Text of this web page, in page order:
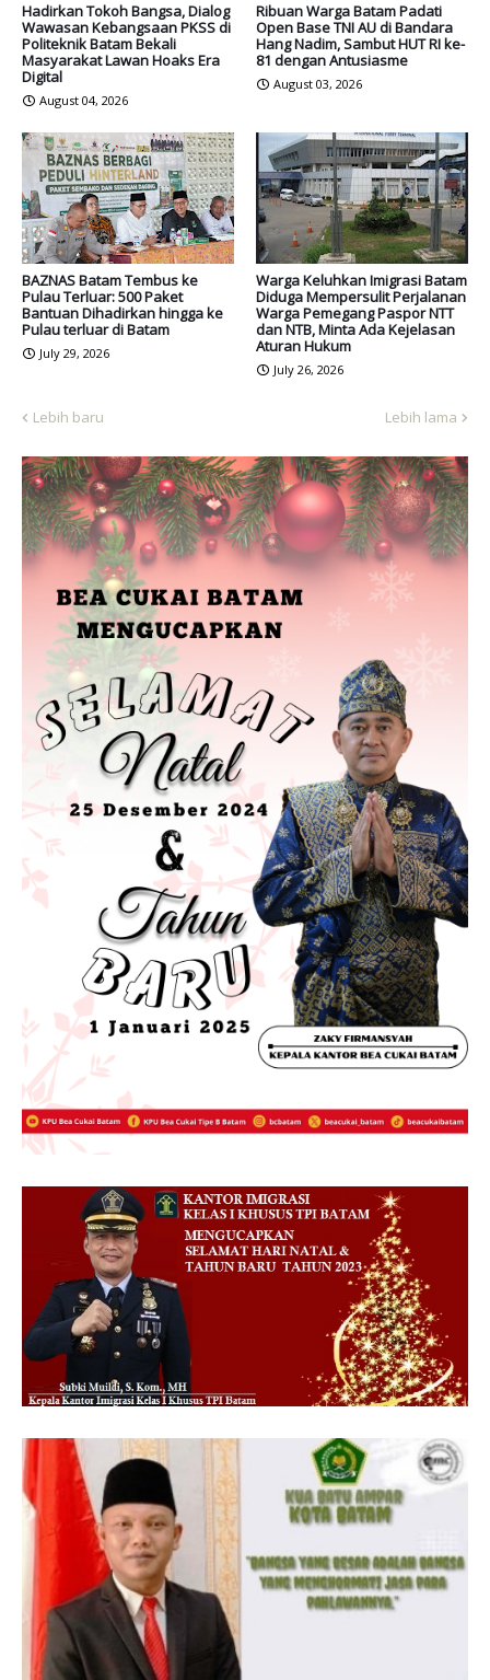
Hadirkan Tokoh Bangsa, Dialog
Wawasan Kebangsaan PKSS di
Politeknik Batam Bekali
Masyarakat Lawan Hoaks Era
Digital
August 04, 2026
Ribuan Warga Batam Padati
Open Base TNI AU di Bandara
Hang Nadim, Sambut HUT RI ke-
81 dengan Antusiasme
August 03, 2026
BAZNAS Batam Tembus ke
Pulau Terluar: 500 Paket
Bantuan Dihadirkan hingga ke
Pulau terluar di Batam
July 29, 2026
Warga Keluhkan Imigrasi Batam
Diduga Mempersulit Perjalanan
Warga Pemegang Paspor NTT
dan NTB, Minta Ada Kejelasan
Aturan Hukum
July 26, 2026
Lebih baru Lebih lama